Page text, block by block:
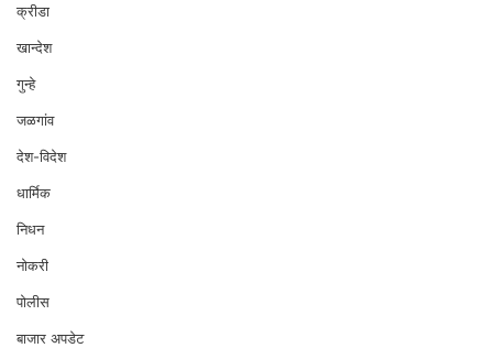
क्रीडा
खान्देश
गुन्हे
जळगांव
देश-विदेश
धार्मिक
निधन
नोकरी
पोलीस
बाजार अपडेट